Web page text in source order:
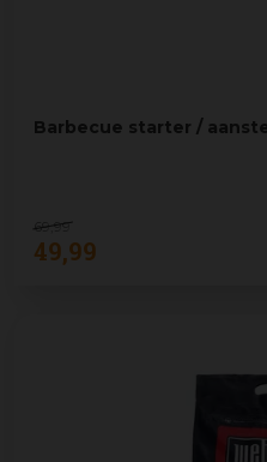
Barbecue starter /
69,99
49,99